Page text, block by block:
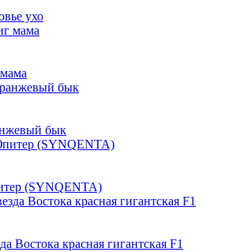
ухо
бык
(SYNQENTA)
Востока красная гигантская F1